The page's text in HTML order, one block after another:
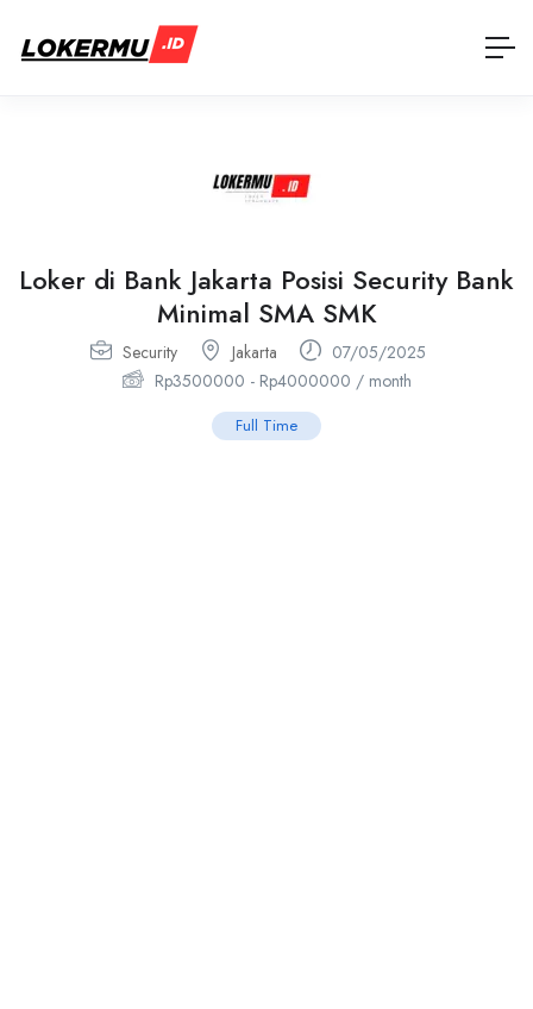
Loker di Bank Jakarta Posisi Security Bank
Minimal SMA SMK
Security Jakarta
07/05/2025
Rp3500000 - Rp4000000 / month
Full Time